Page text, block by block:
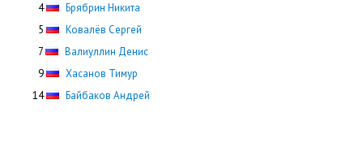
4
Брябрин Никита
5
Ковалёв Сергей
7
Валиуллин Денис
9
Хасанов Тимур
14
Байбаков Андрей